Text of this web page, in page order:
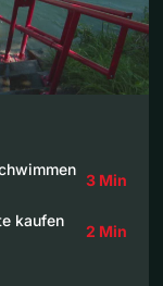
3 Min
kaufen
2 Min